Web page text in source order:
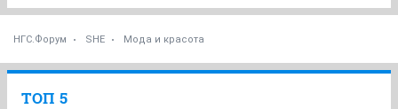
НГС.Форум SHE Мода и красота
ТОП 5